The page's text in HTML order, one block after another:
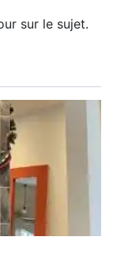
sur le sujet.